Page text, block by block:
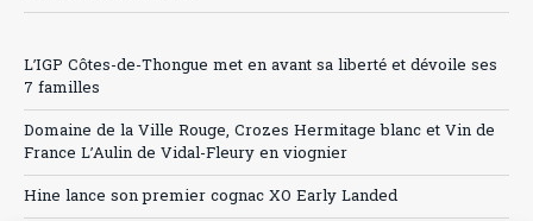
L’IGP Côtes-de-Thongue met en avant sa liberté et dévoile ses
7 familles
Domaine de la Ville Rouge, Crozes Hermitage blanc et Vin de
France L’Aulin de Vidal-Fleury en viognier
Hine lance son premier cognac XO Early Landed